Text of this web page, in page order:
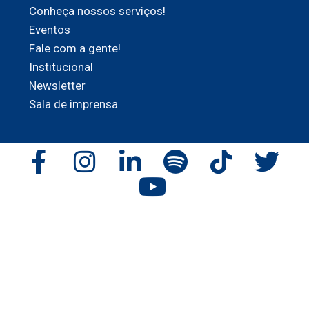
Conheça nossos serviços!
Eventos
Fale com a gente!
Institucional
Newsletter
Sala de imprensa